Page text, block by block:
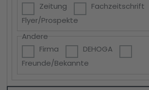
Zeitung
Fachzeitschrift
Flyer/Prospekte
Andere
Firma
DEHOGA
Freunde/Bekannte